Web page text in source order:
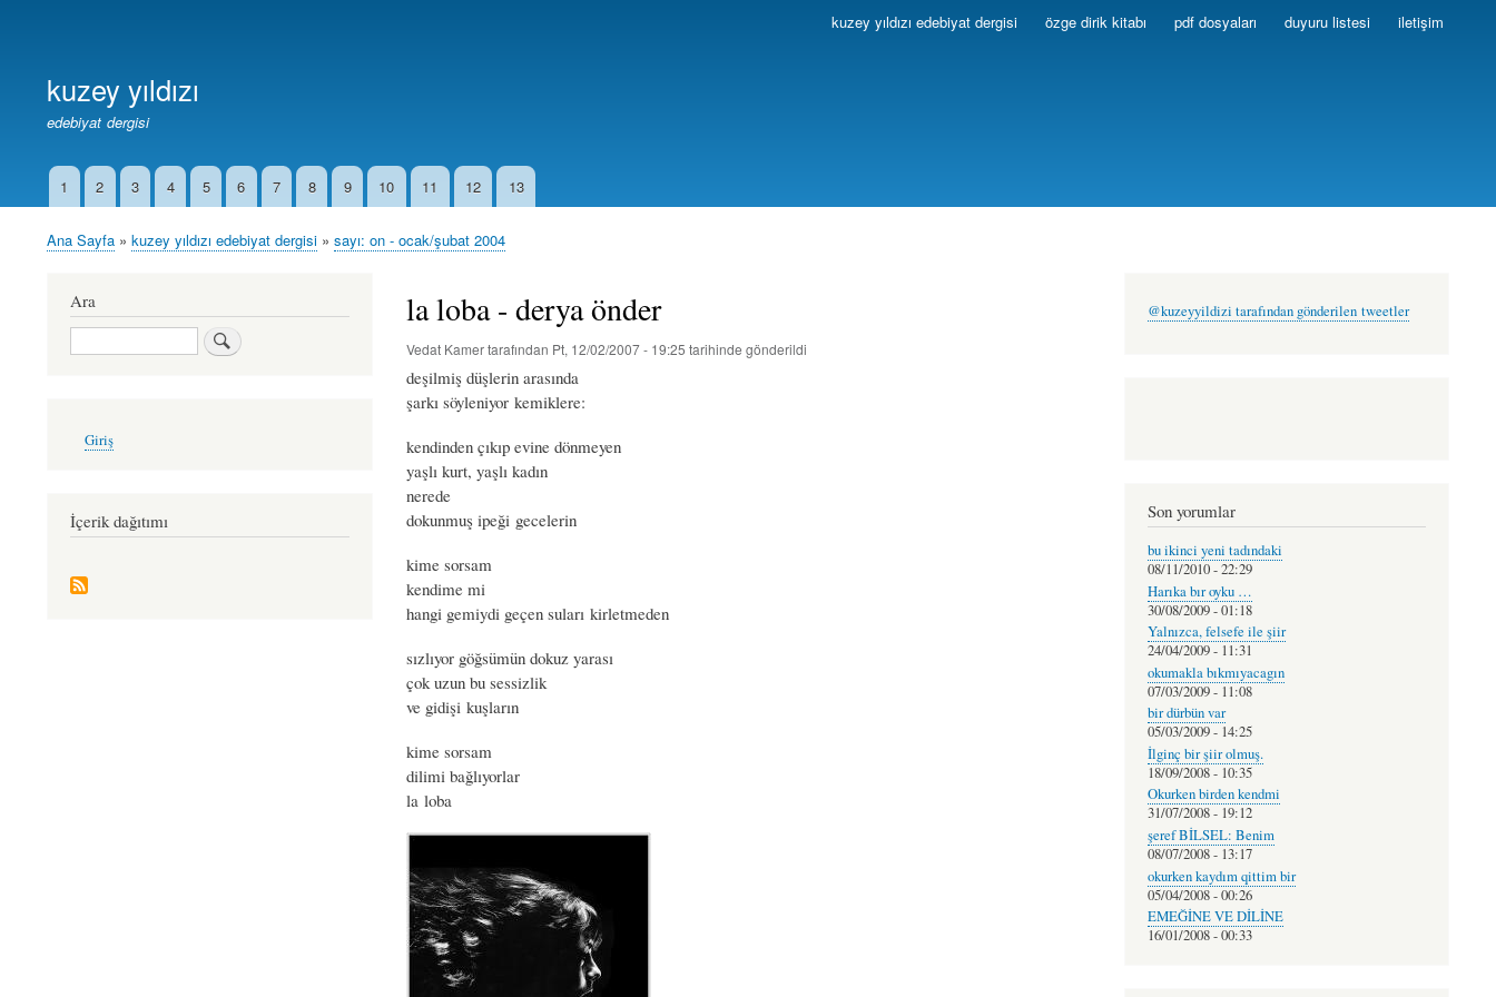
kuzey yıldızı edebiyat dergisi özge dirik kitabı pdf dosyaları duyuru listesi iletişim
kuzey yıldızı
edebiyat dergisi
İkincil1 2 3 4 5 6 7 8 9 10 11 12 13
Sayfa
Ana Sayfa kuzey yıldızı edebiyat dergisi sayı: on - ocak/şubat 2004
la loba - derya önder
Vedat Kamertarafından Pt, 12/02/2007 - 19:25 tarihinde gönderildi
deşilmiş düşlerin arasında
şarkı söyleniyor kemiklere:
kendinden çıkıp evine dönmeyen
yaşlı kurt, yaşlı kadın
nerede
dokunmuş ipeği gecelerin
kime sorsam
kendime mi
hangi gemiydi geçen suları kirletmeden
sızlıyor göğsümün dokuz yarası
çok uzun bu sessizlik
ve gidişi kuşların
kime sorsam
dilimi bağlıyorlar
la loba
Ara
Ara
account
Giriş
İçerik dağıtımı
@kuzeyyildizi tarafından gönderilen tweetler
Son yorumlar
bu ikinci yeni tadındaki
08/11/2010 - 22:29
Harıka bır oyku …
30/08/2009 - 01:18
Yalnızca, felsefe ile şiir
24/04/2009 - 11:31
okumakla bıkmıyacagın
07/03/2009 - 11:08
bir dürbün var
05/03/2009 - 14:25
İlginç bir şiir olmuş.
18/09/2008 - 10:35
Okurken birden kendmi
31/07/2008 - 19:12
şeref BİLSEL: Benim
08/07/2008 - 13:17
okurken kaydım qittim bir
05/04/2008 - 00:26
EMEĞİNE VE DİLİNE
16/01/2008 - 00:33